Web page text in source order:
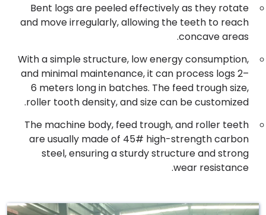
Bent logs are peeled effectively as they rotate
and move irregularly, allowing the teeth to reach
concave areas.
With a simple structure, low energy consumption,
and minimal maintenance, it can process logs 2–
6 meters long in batches. The feed trough size,
roller tooth density, and size can be customized.
The machine body, feed trough, and roller teeth
are usually made of 45# high-strength carbon
steel, ensuring a sturdy structure and strong
wear resistance.